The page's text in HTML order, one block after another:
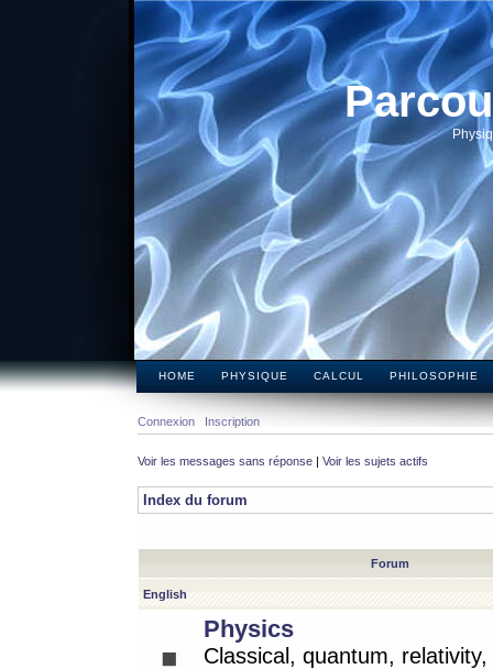
HOME PHYSIQUE CALCUL PHILOSOPHIE
Connexion Inscription
Voir les messages sans réponse | Voir les sujets actifs
Index du forum
Forum
English
Physics
Classical, quantum,